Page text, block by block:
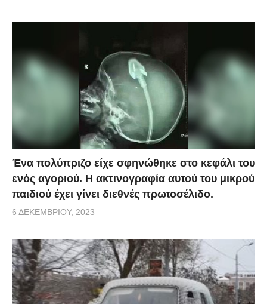
Ένα πολύπριζο είχε σφηνώθηκε στο κεφάλι του
ενός αγοριού. Η ακτινογραφία αυτού του μικρού
παιδιού έχει γίνει διεθνές πρωτοσέλιδο.
6 ΔΕΚΕΜΒΡΊΟΥ, 2023